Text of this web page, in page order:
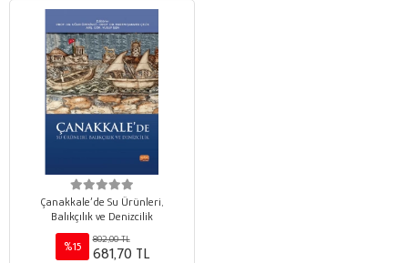
Çanakkale’de Su Ürünleri,
Balıkçılık ve Denizcilik
%15
802,00 TL
681,70 TL